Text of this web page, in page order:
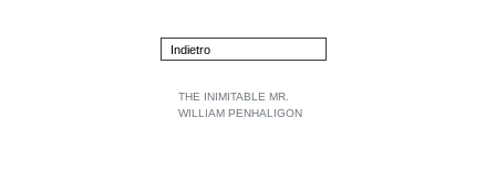
Indietro
THE INIMITABLE MR.
WILLIAM PENHALIGON